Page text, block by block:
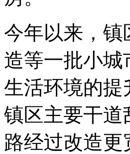
今年以来，
造等一批小
生活环境的提
镇区主要干道
路经过改造